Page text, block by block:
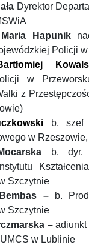
Dyrektor
Hapunik
Policji w
w
z
b. szef
w Rzeszowie,
b. dyr.
Szczytnie
–
b.
Szczytnie
– adiunkt
w Lublinie